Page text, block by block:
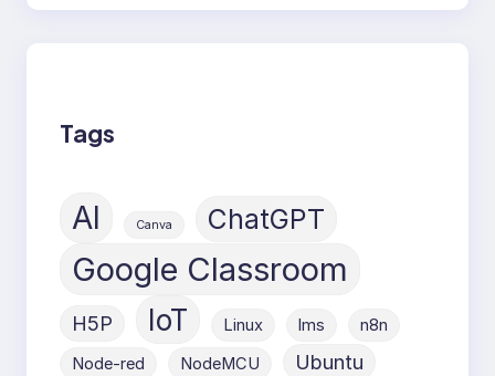
Tags
AI Canva ChatGPT
Google Classroom
H5P IoT Linux lms
n8n
Node-red
NodeMCU Ubuntu